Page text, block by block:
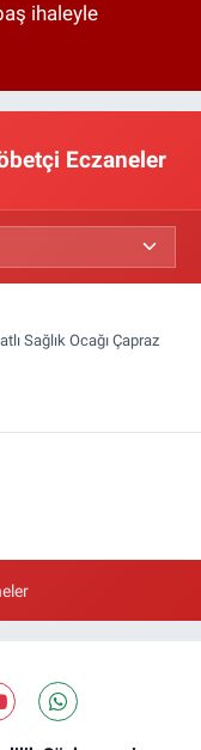
ihaleyle
Eczaneler
Sağlık Ocağı Çapraz